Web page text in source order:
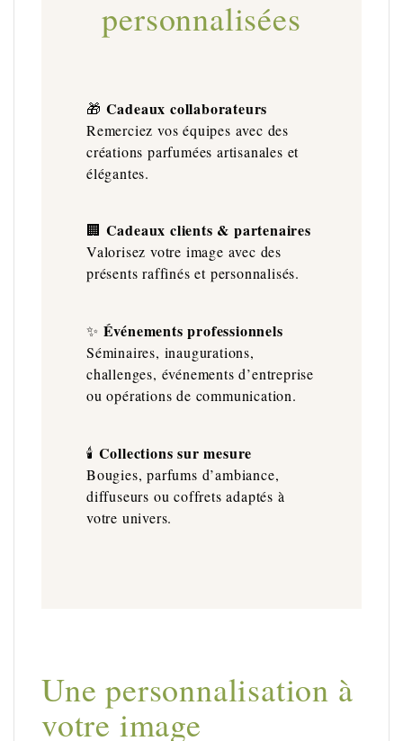
personnalisées
🎁 Cadeaux collaborateurs
Remerciez vos équipes avec des
créations parfumées artisanales et
élégantes.
🏢 Cadeaux clients & partenaires
Valorisez votre image avec des
présents raffinés et personnalisés.
✨ Événements professionnels
Séminaires, inaugurations,
challenges, événements d’entreprise
ou opérations de communication.
🕯️ Collections sur mesure
Bougies, parfums d’ambiance,
diffuseurs ou coffrets adaptés à
votre univers.
Une personnalisation à
votre image